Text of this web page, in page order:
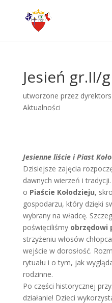
Jesień gr.II/
utworzone przez
Aktualności
Jesienne liście i Piast
Dzisiejsze zajęcia
dawnych wierzeń i
o Piaście Kołodzieju,
gospodarzu, który dzięki
wybrany na władcę.
poświęciliśmy obrzędowi
strzyżeniu włosów
wejście w dorosłość.
rytuału i o tym, jak
rodzinne.
Po części historycznej
działanie! Dzieci